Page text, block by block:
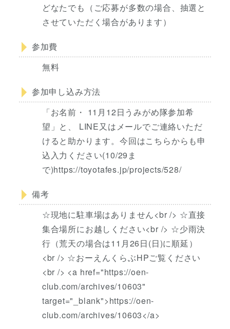
どなたでも（ご応募が多数の場合、抽選と
させていただく場合があります）
参加費
無料
参加申し込み方法
「お名前・ 11月12日うみがめ隊参加希
望」と、 LINE又はメールでご連絡いただ
けると助かります。今回はこちらからも申
込入力ください(10/29ま
で)https://toyotafes.jp/projects/528/
備考
☆現地に駐車場はありません<br /> ☆直接
集合場所にお越しください<br /> ☆少雨決
行（荒天の場合は11月26日(日)に順延）
<br /> ☆おーえんくらぶHPご覧ください
<br /> <a href="https://oen-
club.com/archives/10603"
target="_blank">https://oen-
club.com/archives/10603</a>